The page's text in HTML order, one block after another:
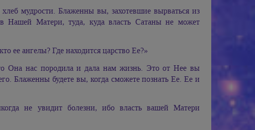
мудрости. Блаженны вы, захотевшие вырваться из
Нашей Матери, туда, куда власть Сатаны не может
ее ангелы? Где находится царство Ее?»
Она нас породила и дала нам жизнь. Это от Нее вы
Блаженны будете вы, когда сможете познать Ее. Ее и
не увидит болезни, ибо власть вашей Матери